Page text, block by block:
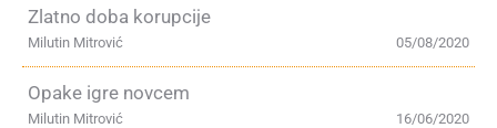
Zlatno doba korupcije
05/08/2020
Milutin Mitrović
Opake igre novcem
16/06/2020
Milutin Mitrović